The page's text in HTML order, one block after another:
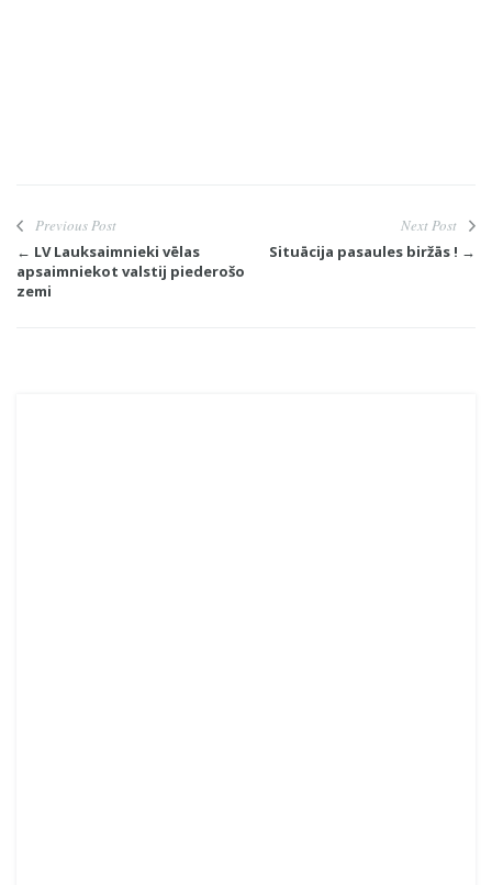
Previous Post
← LV Lauksaimnieki vēlas
apsaimniekot valstij piederošo
zemi
Next Post
Situācija pasaules biržās ! →